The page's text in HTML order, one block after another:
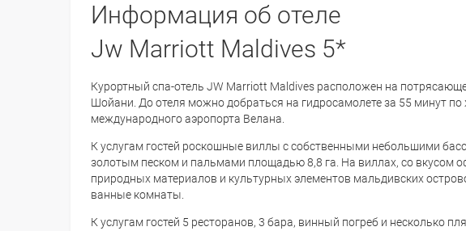
Информация об отеле
Jw Marriott Maldives 5*
Курортный спа-отель JW Marriott Maldives расположен на
Шойани. До отеля можно добраться на гидросамолете за 55 минут
международного аэропорта Велана.
К услугам гостей роскошные виллы с собственными небольшими
золотым песком и пальмами площадью 8,8 га. На виллах, со вкусом
природных материалов и культурных элементов мальдивских
ванные комнаты.
К услугам гостей 5 ресторанов, 3 бара, винный погреб и несколько